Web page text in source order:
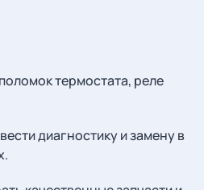
термостата, реле
диагностику и замену в